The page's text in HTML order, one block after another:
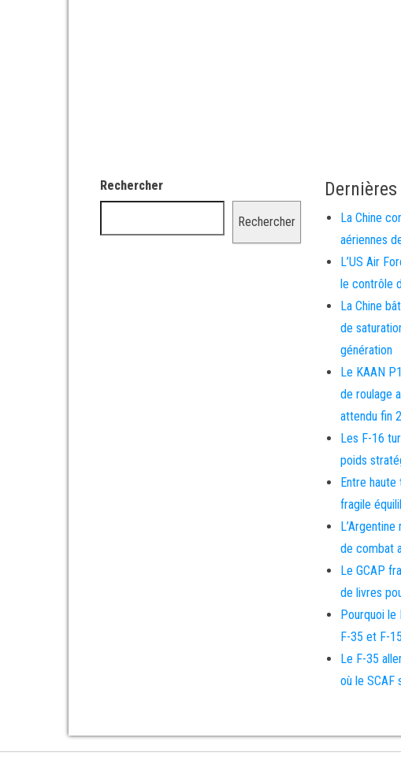
Rechercher
Rechercher
La Chine
aériennes
L’US Air
le contrôle
La Chine
de
génération
Le KAAN
de roulage
attendu fin
Les F-16
poids
Entre
fragile
de combat
Le GCAP
de livres
Pourquoi
F-35 et F-
Le F-35
où le SCAF